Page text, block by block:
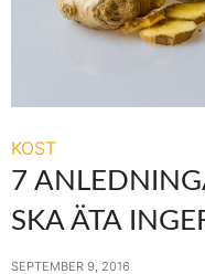
KOST
7
SKA ÄTA
SEPTEMBER 9, 2016